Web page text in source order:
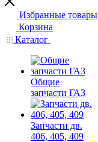
Избранные товары
Корзина
Каталог
Общие
запчасти ГАЗ
Запчасти дв.
406, 405, 409